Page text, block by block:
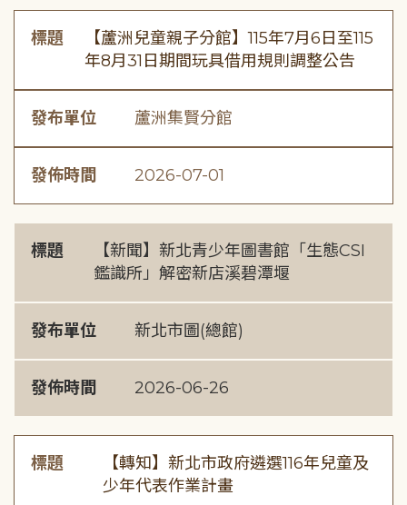
標題
【蘆洲兒童親子分館】115年7月6日至115
年8月31日期間玩具借用規則調整公告
發布單位 蘆洲集賢分館
發佈時間 2026-07-01
標題
【新聞】新北青少年圖書館「生態CSI
鑑識所」解密新店溪碧潭堰
發布單位 新北市圖(總館)
發佈時間 2026-06-26
標題
【轉知】新北市政府遴選116年兒童及
少年代表作業計畫